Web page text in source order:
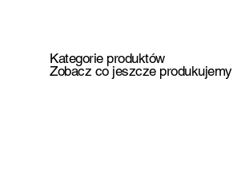
Kategorie produktów
Zobacz co jeszcze produkujemy